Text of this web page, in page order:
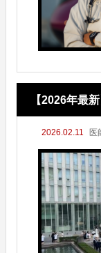
【2026年最
2026.02.11 医